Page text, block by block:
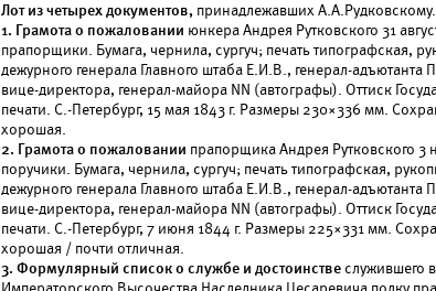
Лот из четырех документов, принадлежавших А.А.Рудковскому.
1. Грамота о пожаловании юнкера Андрея Рутковского 31
прапорщики. Бумага, чернила, сургуч; печать типографская,
дежурного генерала Главного штаба Е.И.В., генерал-
вице-директора, генерал-майора NN (автографы). Оттиск
печати. С.-Петербург, 15 мая 1843 г. Размеры 230×336 мм.
хорошая.
2. Грамота о пожаловании прапорщика Андрея Рутковского 3
поручики. Бумага, чернила, сургуч; печать типографская,
дежурного генерала Главного штаба Е.И.В., генерал-
вице-директора, генерал-майора NN (автографы). Оттиск
печати. С.-Петербург, 7 июня 1844 г. Размеры 225×331 мм.
хорошая / почти отличная.
3. Формулярный список о службе и достоинстве служившего